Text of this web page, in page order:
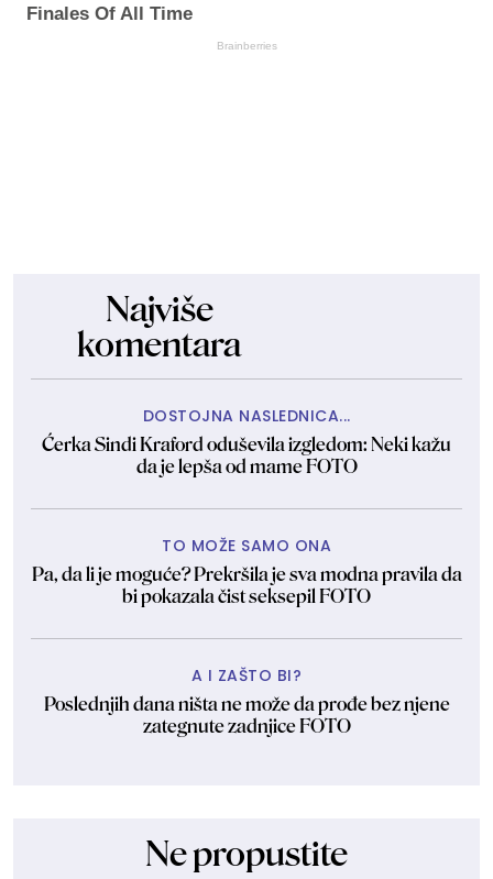
Finales Of All Time
Brainberries
Najviše
komentara
DOSTOJNA NASLEDNICA...
Ćerka Sindi Kraford oduševila izgledom: Neki kažu
da je lepša od mame FOTO
TO MOŽE SAMO ONA
Pa, da li je moguće? Prekršila je sva modna pravila da
bi pokazala čist seksepil FOTO
A I ZAŠTO BI?
Poslednjih dana ništa ne može da prođe bez njene
zategnute zadnjice FOTO
Ne propustite